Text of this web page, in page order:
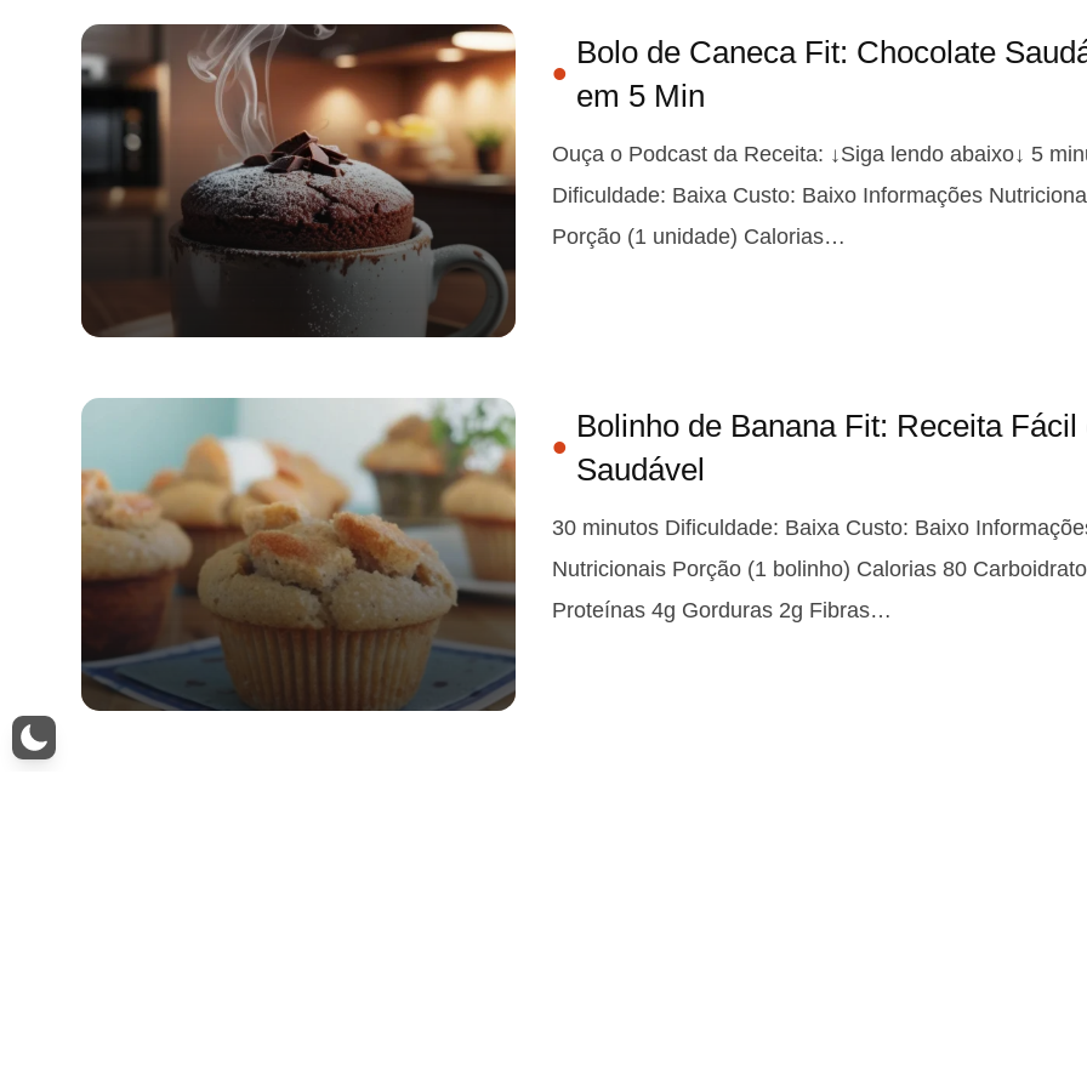
Bolo de Caneca Fit: Chocolate
em 5 Min
Ouça o Podcast da Receita: ↓Siga lendo abaixo↓ 5
Dificuldade: Baixa Custo: Baixo Informações
Porção (1 unidade) Calorias…
Bolinho de Banana Fit: Receita Fácil
Saudável
30 minutos Dificuldade: Baixa Custo: Baixo
Nutricionais Porção (1 bolinho) Calorias 80
Proteínas 4g Gorduras 2g Fibras…